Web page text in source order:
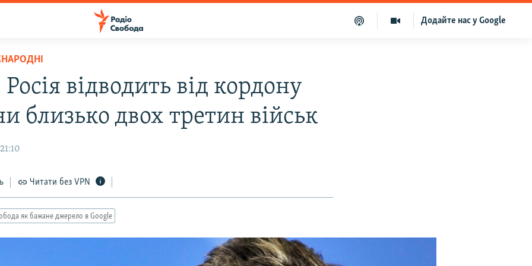
Додайте нас у Google
відводить від кордону
близько двох третин військ
Читати без VPN
як бажане джерело в Google